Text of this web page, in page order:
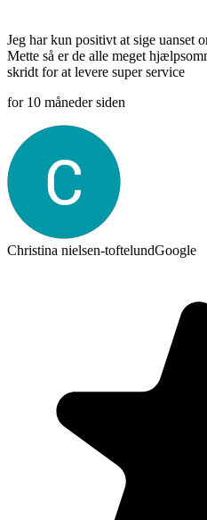
Jeg har kun positivt at sige uanset
Mette så er de alle meget
skridt for at levere super service
for 10 måneder siden
Christina nielsen-toftelundGoogle